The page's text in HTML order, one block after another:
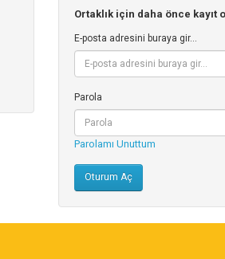
Ortaklık için daha önce kayıt
E-posta adresini buraya gir...
Parola
Parolamı Unuttum